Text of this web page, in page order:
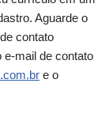
Aguarde o
contato
e-mail de contato
e o